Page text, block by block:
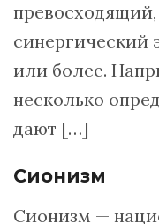
превосходящий,
синергический
или более.
несколько
дают […]
Сионизм
Сионизм —